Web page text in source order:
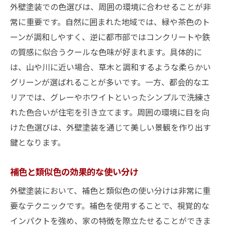
外壁塗装での色選びは、周囲の環境に合わせることが非
常に重要です。自然に囲まれた地域では、緑や茶色のト
ーンが調和しやすく、逆に都市部ではコンクリートや鉄
の質感に似合うクールな色味が好まれます。具体的に
は、山や川に近い場合、草木と調和するような柔らかい
グリーンが選ばれることが多いです。一方、都会的なエ
リアでは、グレーやホワイトといったシンプルで洗練さ
れた色合いが住宅を引き立てます。周囲の環境に目を向
けた色選びは、外壁塗装を通じて美しい景観を作り出す
鍵となります。
補色と類似色の効果的な使い分け
外壁塗装において、補色と類似色の使い分けは非常に重
要なテクニックです。補色を使用することで、視覚的な
インパクトを強め、家の特徴を際立たせることができま